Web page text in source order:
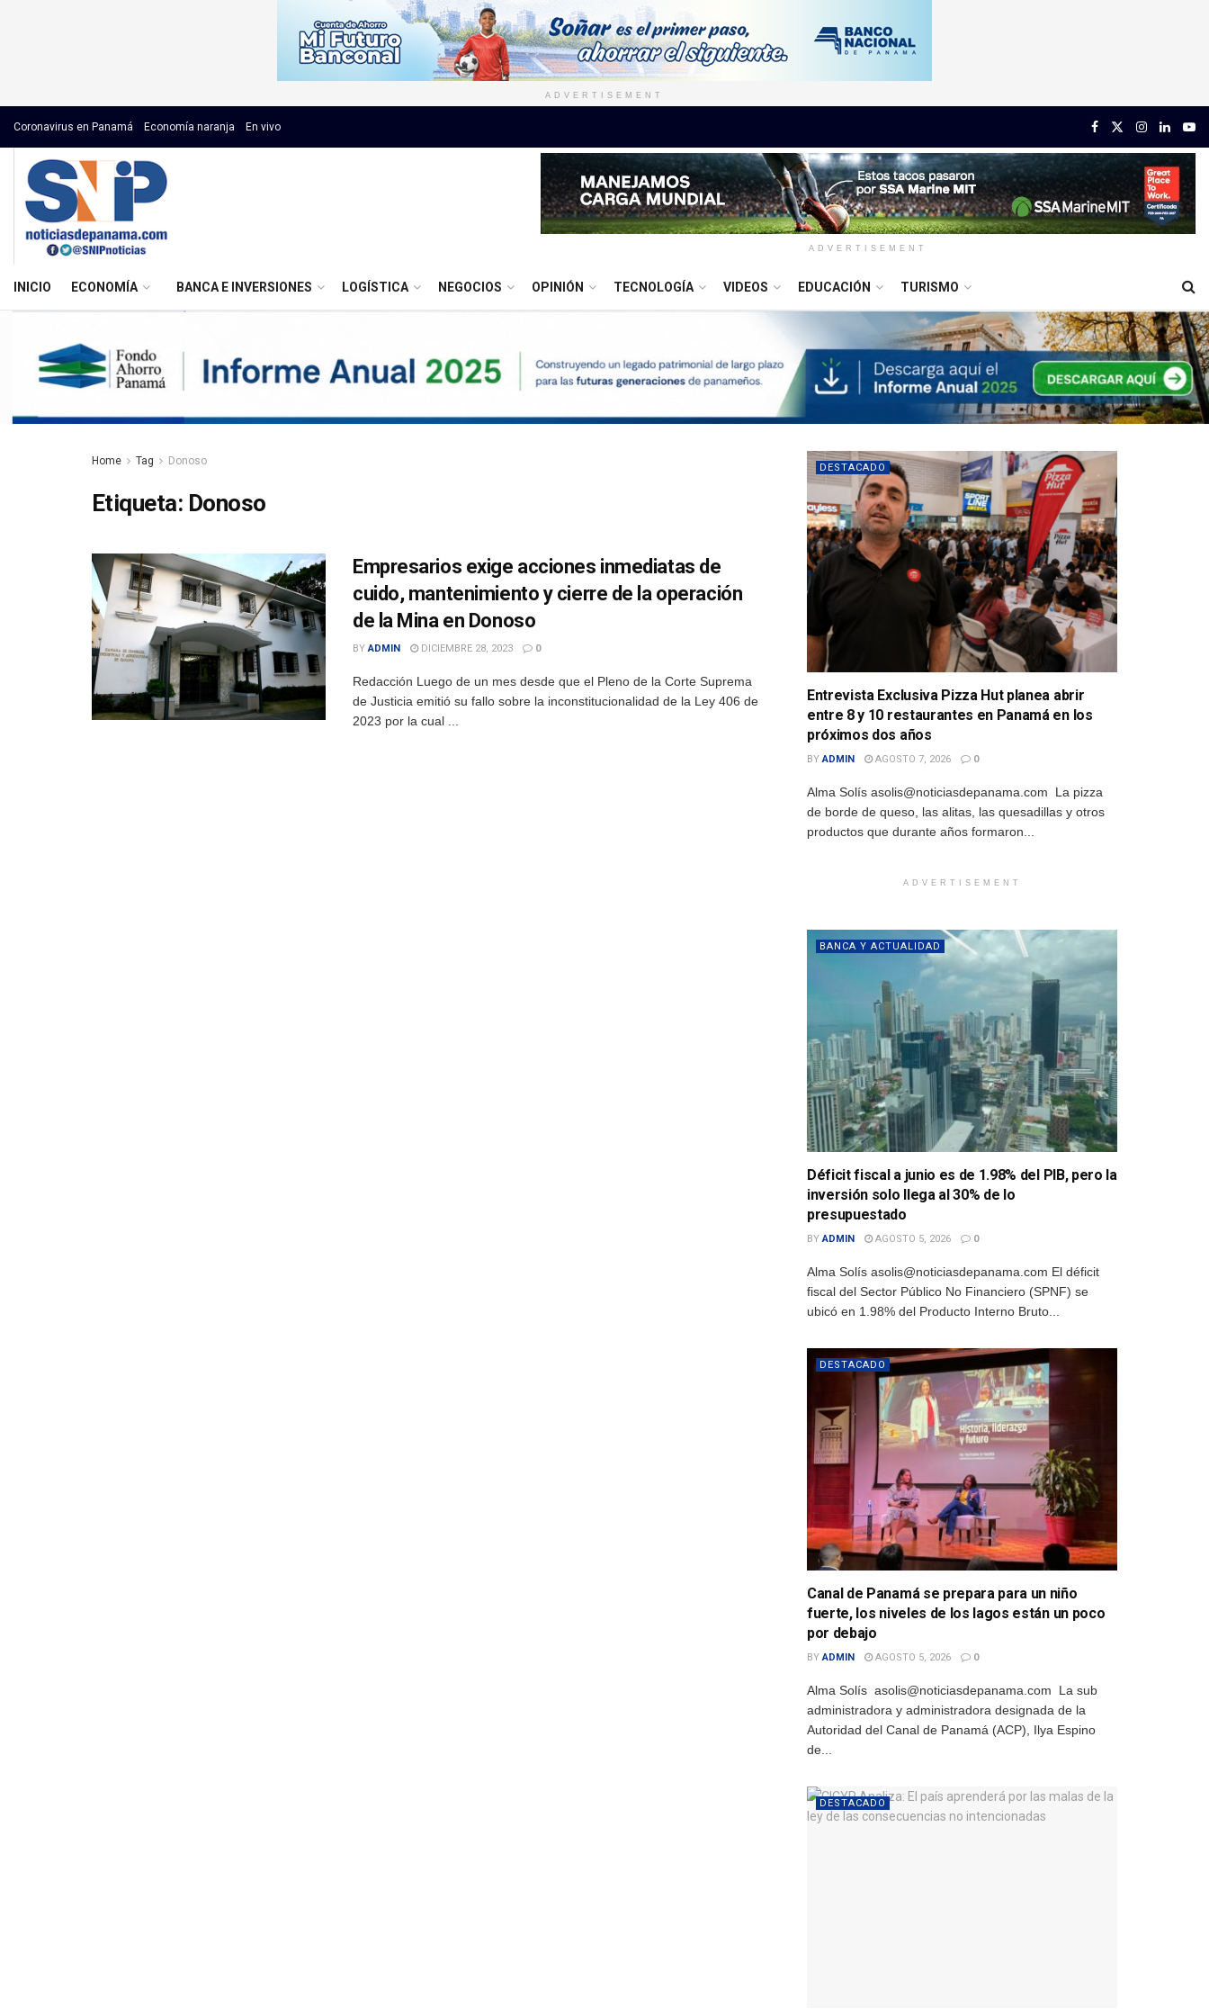
ADVERTISEMENT
Coronavirus en Panamá Economía naranja En vivo
ADVERTISEMENT
INICIO ECONOMÍA BANCA E INVERSIONES LOGÍSTICA NEGOCIOS OPINIÓN TECNOLOGÍA VIDEOS EDUCACIÓN TURISMO
Home Tag Donoso
Etiqueta: Donoso
Empresarios exige acciones inmediatas de
cuido, mantenimiento y cierre de la operación
de la Mina en Donoso
BY ADMIN DICIEMBRE 28, 2023 0
Redacción Luego de un mes desde que el Pleno de la Corte Suprema
de Justicia emitió su fallo sobre la inconstitucionalidad de la Ley 406 de
2023 por la cual ...
DESTACADO
Entrevista Exclusiva Pizza Hut planea abrir
entre 8 y 10 restaurantes en Panamá en los
próximos dos años
BY ADMIN AGOSTO 7, 2026 0
Alma Solís asolis@noticiasdepanama.com La pizza
de borde de queso, las alitas, las quesadillas y otros
productos que durante años formaron...
ADVERTISEMENT
BANCA Y ACTUALIDAD
Déficit fiscal a junio es de 1.98% del PIB, pero la
inversión solo llega al 30% de lo
presupuestado
BY ADMIN AGOSTO 5, 2026 0
Alma Solís asolis@noticiasdepanama.com El déficit
fiscal del Sector Público No Financiero (SPNF) se
ubicó en 1.98% del Producto Interno Bruto...
DESTACADO
Canal de Panamá se prepara para un niño
fuerte, los niveles de los lagos están un poco
por debajo
BY ADMIN AGOSTO 5, 2026 0
Alma Solís asolis@noticiasdepanama.com La sub
administradora y administradora designada de la
Autoridad del Canal de Panamá (ACP), Ilya Espino
de...
DESTACADO